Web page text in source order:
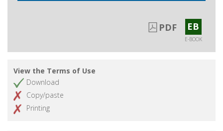
PDF EB
E-BOOK
View the Terms of Use
Download
Copy/paste
Printing